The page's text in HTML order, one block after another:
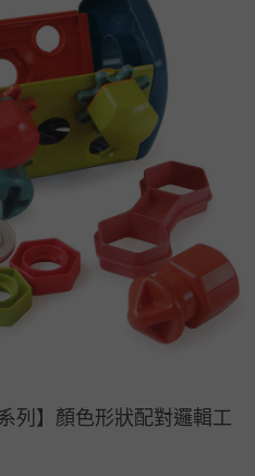
列】顏色形狀配對邏輯工